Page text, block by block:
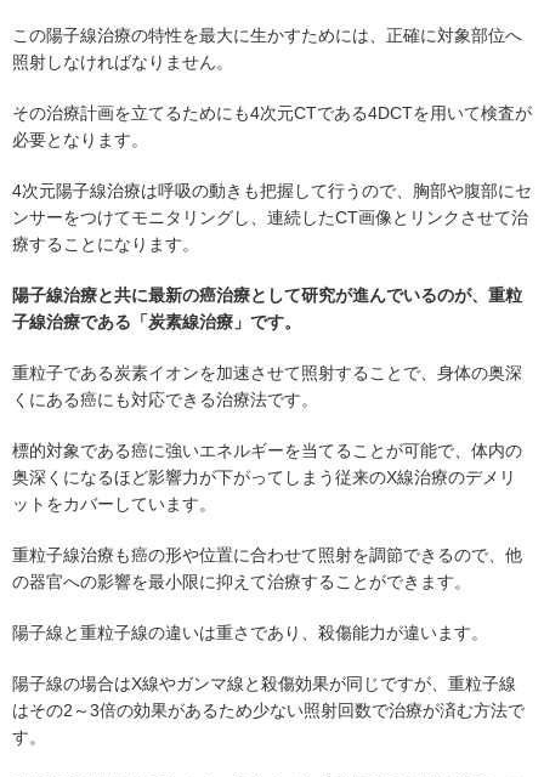
この陽子線治療の特性を最大に生かすためには、正確に対象部位へ
照射しなければなりません。
その治療計画を立てるためにも4次元CTである4DCTを用いて検査が
必要となります。
4次元陽子線治療は呼吸の動きも把握して行うので、胸部や腹部にセ
ンサーをつけてモニタリングし、連続したCT画像とリンクさせて治
療することになります。
陽子線治療と共に最新の癌治療として研究が進んでいるのが、重粒
子線治療である「炭素線治療」です。
重粒子である炭素イオンを加速させて照射することで、身体の奥深
くにある癌にも対応できる治療法です。
標的対象である癌に強いエネルギーを当てることが可能で、体内の
奥深くになるほど影響力が下がってしまう従来のX線治療のデメリ
ットをカバーしています。
重粒子線治療も癌の形や位置に合わせて照射を調節できるので、他
の器官への影響を最小限に抑えて治療することができます。
陽子線と重粒子線の違いは重さであり、殺傷能力が違います。
陽子線の場合はX線やガンマ線と殺傷効果が同じですが、重粒子線
はその2～3倍の効果があるため少ない照射回数で治療が済む方法で
す。